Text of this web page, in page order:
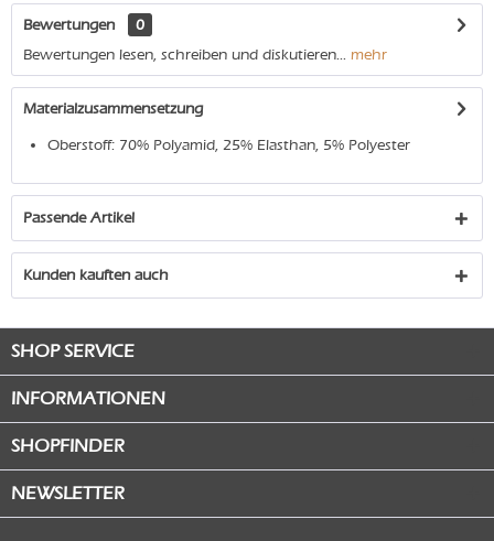
Bewertungen
0
Bewertungen lesen, schreiben und diskutieren... mehr
Materialzusammensetzung
Oberstoff: 70% Polyamid, 25% Elasthan, 5% Polyester
Passende Artikel
Kunden kauften auch
SHOP SERVICE
INFORMATIONEN
SHOPFINDER
NEWSLETTER